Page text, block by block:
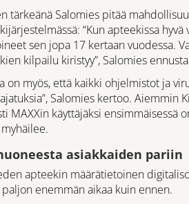
tärkeänä Salomies pitää
“Kun apteekissa
sen jopa 17 kertaan vuodessa.
kilpailu kiristyy”, Salomies
on myös, että kaikki ohjelmistot ja
Salomies kertoo.
MAXXin käyttäjäksi ensimmäisessä
asiakkaiden pariin
apteekin määrätietoinen
enemmän aikaa kuin ennen.